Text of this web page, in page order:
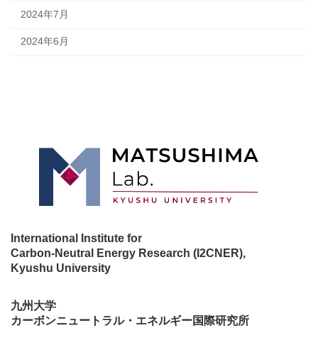
2024年7月
2024年6月
International Institute for
Carbon-Neutral Energy Research (I2CNER),
Kyushu University
九州大学
カーボンニュートラル・エネルギー国際研究所